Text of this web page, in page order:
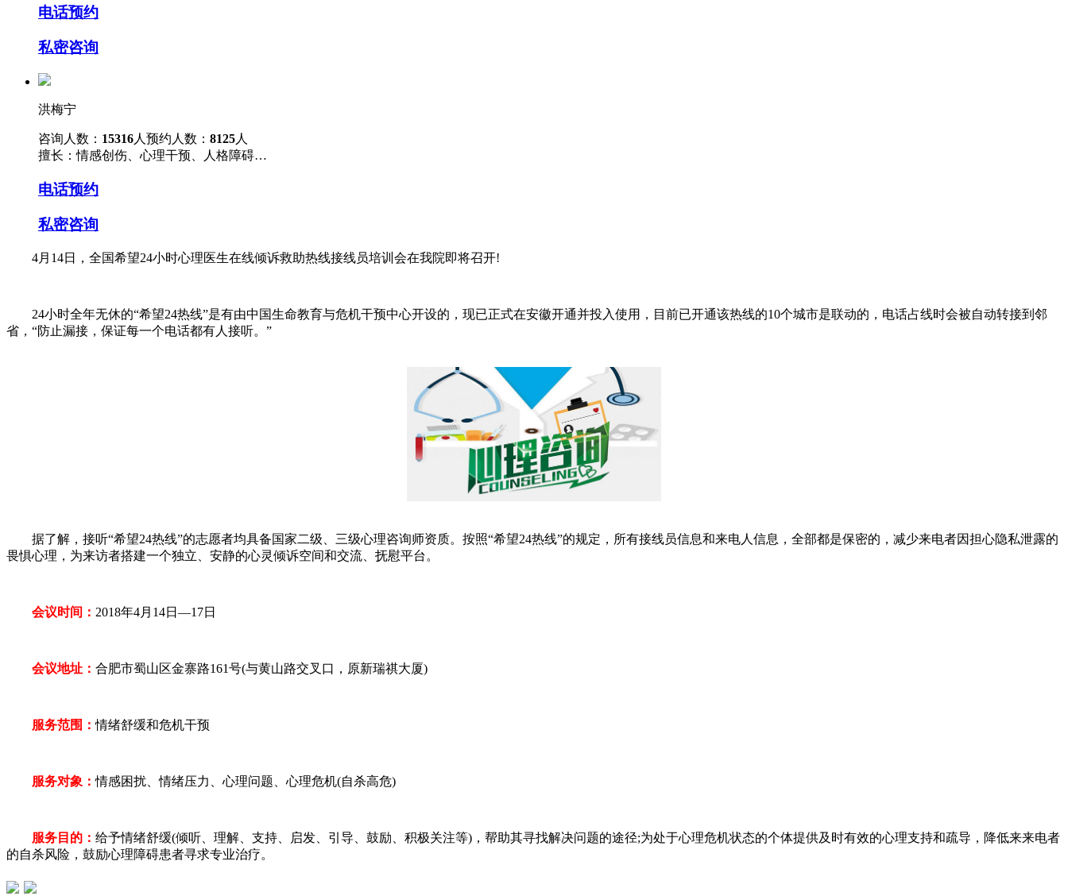
电话预约
私密咨询
洪梅宁
咨询人数： 15316人预约人数： 8125人
擅长：情感创伤、心理干预、人格障碍…
电话预约
私密咨询
4月14日，全国希望24小时心理医生在线倾诉救助热线接线员培训会在我院即将召开!
24小时全年无休的“希望24热线”是有由中国生命教育与危机干预中心开设的，现已正式在安徽开通并投入使用，目前已开通该热线的10个城市是联动的，电话占线时会被自动转接到邻
省，“防止漏接，保证每一个电话都有人接听。”
据了解，接听“希望24热线”的志愿者均具备国家二级、三级心理咨询师资质。按照“希望24热线”的规定，所有接线员信息和来电人信息，全部都是保密的，减少来电者因担心隐私泄露的
畏惧心理，为来访者搭建一个独立、安静的心灵倾诉空间和交流、抚慰平台。
会议时间： 2018年4月14日—17日
会议地址： 合肥市蜀山区金寨路161号(与黄山路交叉口，原新瑞祺大厦)
服务范围：情绪舒缓和危机干预
服务对象：情感困扰、情绪压力、心理问题、心理危机(自杀高危)
服务目的： 给予情绪舒缓(倾听、理解、支持、启发、引导、鼓励、积极关注等)，帮助其寻找解决问题的途径;为处于心理危机状态的个体提供及时有效的心理支持和疏导，降低来来电者
的自杀风险，鼓励心理障碍患者寻求专业治疗。